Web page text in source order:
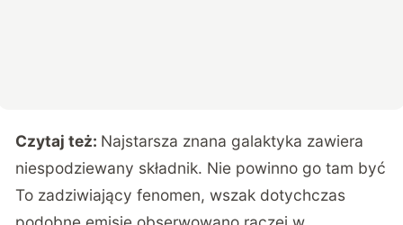
Czytaj też: Najstarsza znana galaktyka zawiera
niespodziewany składnik. Nie powinno go tam być
To zadziwiający fenomen, wszak dotychczas